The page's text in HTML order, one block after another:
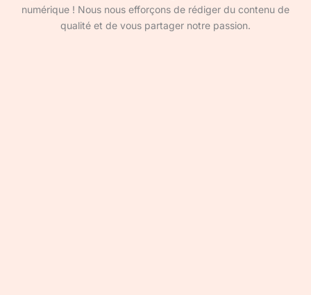
numérique ! Nous nous efforçons de rédiger du contenu de
qualité et de vous partager notre passion.